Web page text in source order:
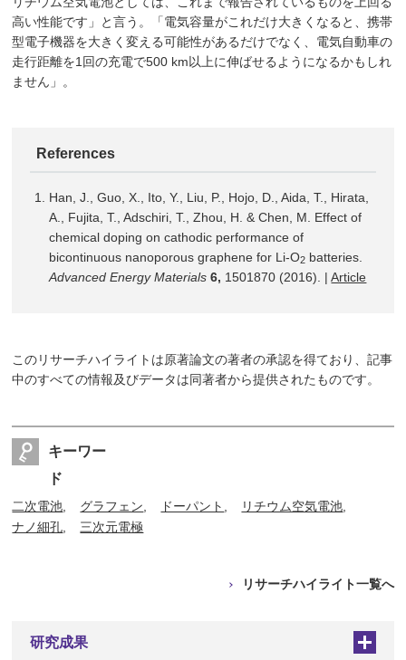
高い性能です」と言う。「電気容量がこれだけ大きくなると、携帯
型電子機器を大きく変える可能性があるだけでなく、電気自動車の
走行距離を1回の充電で500 km以上に伸ばせるようになるかもしれ
ません」。
References
Han, J., Guo, X., Ito, Y., Liu, P., Hojo, D., Aida, T., Hirata,
A., Fujita, T., Adschiri, T., Zhou, H. & Chen, M. Effect of
chemical doping on cathodic performance of
bicontinuous nanoporous graphene for Li-O2 batteries.
Advanced Energy Materials 6, 1501870 (2016). |Article
このリサーチハイライトは原著論文の著者の承認を得ており、記事
中のすべての情報及びデータは同著者から提供されたものです。
キーワー
ド
二次電池 グラフェン ドーパント
リチウム空気電池
ナノ細孔
三次元電極
リサーチハイライト一覧へ
研究成果 +